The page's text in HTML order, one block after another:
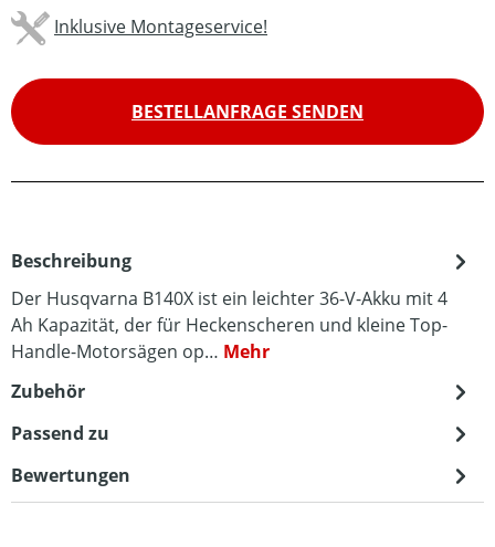
Inklusive Montageservice!
BESTELLANFRAGE SENDEN
Beschreibung
Der Husqvarna B140X ist ein leichter 36-V-Akku mit 4
Ah Kapazität, der für Heckenscheren und kleine Top-
Handle-Motorsägen op… Mehr
Zubehör
Passend zu
Bewertungen